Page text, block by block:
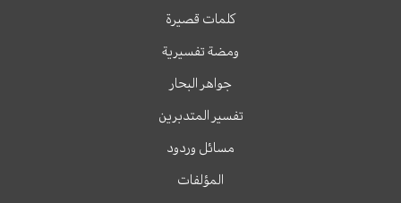
كلمات قصيرة
ومضة تفسيرية
جواهر البحار
تفسير المتدبرين
مسائل وردود
المؤلفات